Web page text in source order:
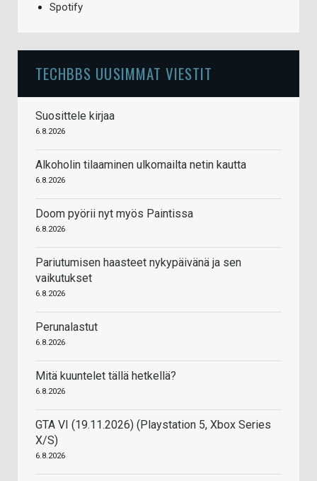
Spotify
TECHBBS UUSIMMAT VIESTIT
Suosittele kirjaa
6.8.2026
Alkoholin tilaaminen ulkomailta netin kautta
6.8.2026
Doom pyörii nyt myös Paintissa
6.8.2026
Pariutumisen haasteet nykypäivänä ja sen
vaikutukset
6.8.2026
Perunalastut
6.8.2026
Mitä kuuntelet tällä hetkellä?
6.8.2026
GTA VI (19.11.2026) (Playstation 5, Xbox Series
X/S)
6.8.2026